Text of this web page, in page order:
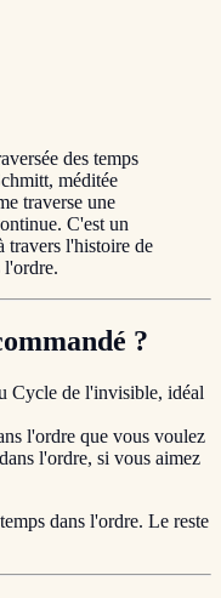
des temps
méditée
traverse une
C'est un
travers l'histoire de
l'ordre.
?
Cycle de l'invisible, idéal
l'ordre que vous voulez
dans l'ordre, si vous aimez
dans l'ordre. Le reste